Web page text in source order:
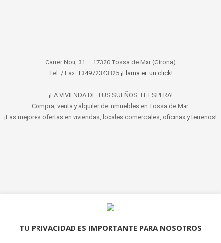
Carrer Nou, 31 – 17320 Tossa de Mar (Girona)
Tel. / Fax: +34972343325 ¡Llama en un click!
¡LA VIVIENDA DE TUS SUEÑOS TE ESPERA!
Compra, venta y alquiler de inmuebles en Tossa de Mar.
¡Las mejores ofertas en viviendas, locales comerciales, oficinas y terrenos!
TU PRIVACIDAD ES IMPORTANTE PARA NOSOTROS